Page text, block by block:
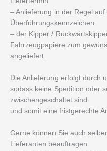
– Anlieferung in der Regel
Überführungskennzeichen
– der Kipper /
Fahrzeugpapiere zum
angeliefert.
Die Anlieferung erfolgt durch
sodass keine Spedition oder
zwischengeschaltet sind
und somit eine fristgerechte
Gerne können Sie auch
Lieferanten beauftragen